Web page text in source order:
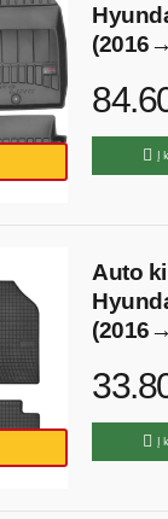
Į
Auto
Į